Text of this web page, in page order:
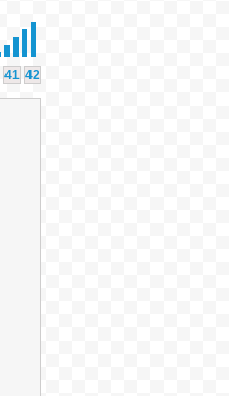
41 42